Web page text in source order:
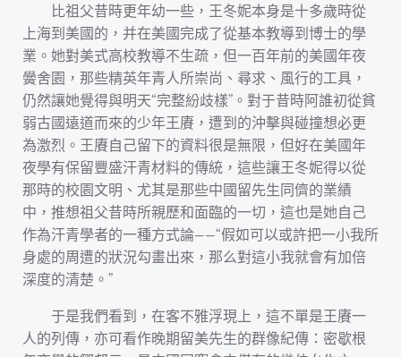
比祖父昔時更年幼一些，王冬妮本身是十多歲時從
上海到美國的，并在美國完成了從基本教導到博士的學
業。她對美式高校教導不生疏，但一百年前的美國年夜
黌舍園，那些精英年青人所崇尚、尋求、風行的工具，
仍然讓她覺得與明天“完整紛歧樣”。對于昔時阿誰初從貧
弱古國遠道而來的少年王賡，遭到的沖擊與碰撞想必更
為激烈。王賡自己留下的資料很是無限，但好在美國年
夜學有保留豐盛汗青材料的傳統，這些讓王冬妮得以從
那時的校園文明、尤其是那些中國留先生同儕的業績
中，推想祖父昔時所親歷和面臨的一切，這也是她自己
作為汗青學者的一種方式論——“假如可以或許把一小我所
身處的周遭的狀況勾畫出來，那么對這小我就會有加倍
深度的清楚。”
于是我們看到，在客不雅浮現上，這不單是王賡一
人的列傳，亦可看作晚期留美先生的群像紀傳：密歇根